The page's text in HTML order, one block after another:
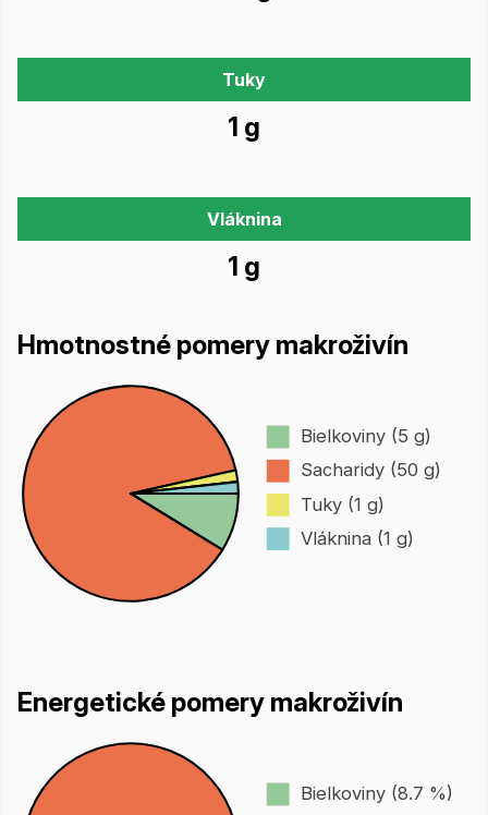
Tuky
1 g
Vláknina
1 g
Hmotnostné pomery makroživín
Bielkoviny (5 g)
Sacharidy (50 g)
Tuky (1 g)
Vláknina (1 g)
Energetické pomery makroživín
Bielkoviny (8.7 %)